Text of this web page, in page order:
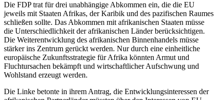
Die FDP trat für drei unabhängige Abkommen ein, die die EU
jeweils mit Staaten Afrikas, der Karibik und des pazifischen Raumes
schließen sollte. Das Abkommen mit afrikanischen Staaten müsse
die Unterschiedlichkeit der afrikanischen Länder berücksichtigen.
Die Weiterentwicklung des afrikanischen Binnenhandels müsse
stärker ins Zentrum gerückt werden. Nur durch eine einheitliche
europäische Zukunftsstrategie für Afrika könnten Armut und
Fluchtursachen bekämpft und wirtschaftlicher Aufschwung und
Wohlstand erzeugt werden.
Die Linke betonte in ihrem Antrag, die Entwicklungsinteressen der